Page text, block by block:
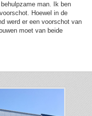
man. Ik ben
Hoewel in de
werd er een voorschot van
moet van beide